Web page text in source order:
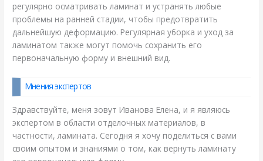
регулярно осматривать ламинат и устранять любые
проблемы на ранней стадии, чтобы предотвратить
дальнейшую деформацию. Регулярная уборка и уход за
ламинатом также могут помочь сохранить его
первоначальную форму и внешний вид.
Мнения экспертов
Здравствуйте, меня зовут Иванова Елена, и я являюсь
экспертом в области отделочных материалов, в
частности, ламината. Сегодня я хочу поделиться с вами
своим опытом и знаниями о том, как вернуть ламинату